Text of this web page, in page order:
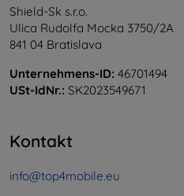
Shield-Sk s.r.o.
Ulica Rudolfa Mocka 3750/2A
841 04 Bratislava
Unternehmens-ID: 46701494
USt-IdNr.: SK2023549671
Kontakt
info@top4mobile.eu